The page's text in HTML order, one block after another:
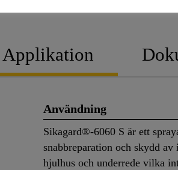
Applikation
Användning
Sikagard®-6060 S är ett
snabbreparation och skydd
hjulhus och underrede vilka